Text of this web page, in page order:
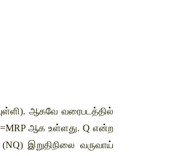
ஆகவே வரைபடத்தில்
ஆக உள்ளது. Q என்ற
இறுதிநிலை வருவாய்